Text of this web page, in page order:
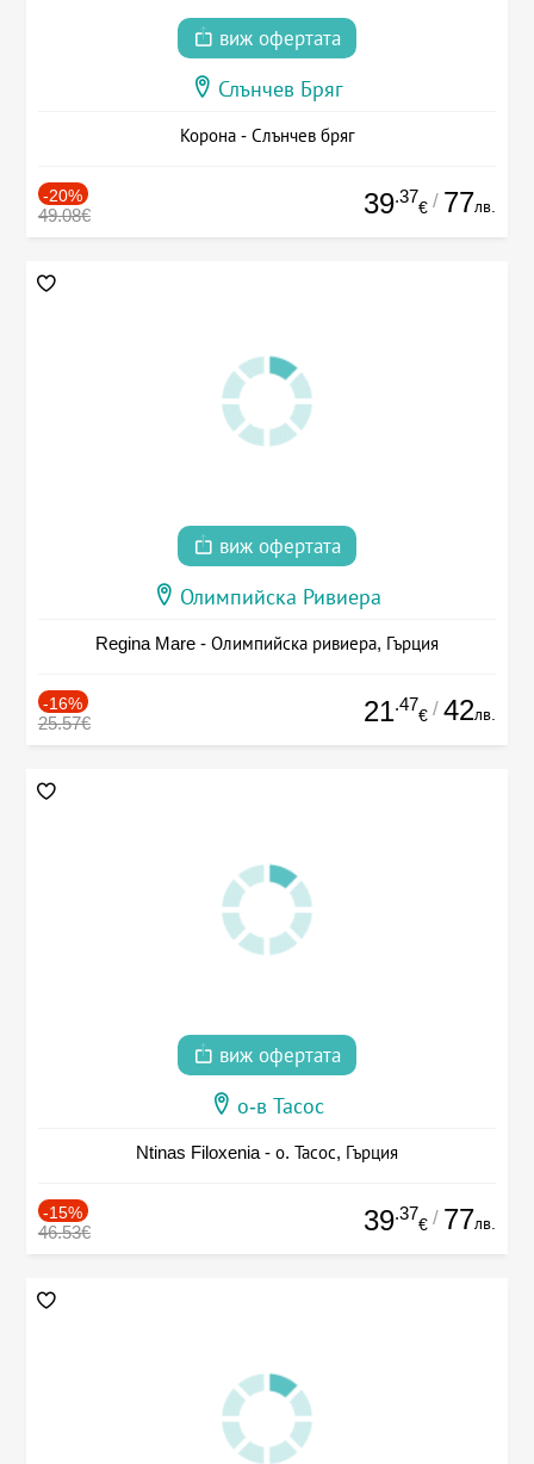
виж офертата
Слънчев Бряг
Корона - Слънчев бряг
-20%
49.08€ 39.37
€ / 77лв.
виж офертата
Олимпийска Ривиера
Regina Mare - Олимпийска ривиера, Гърция
-16%
25.57€ 21.47
€ / 42лв.
виж офертата
о-в Тасос
Ntinas Filoxenia - о. Тасос, Гърция
-15%
46.53€ 39.37
€ / 77лв.